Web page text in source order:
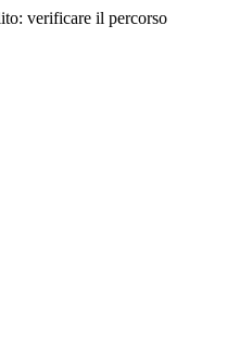
verificare il percorso